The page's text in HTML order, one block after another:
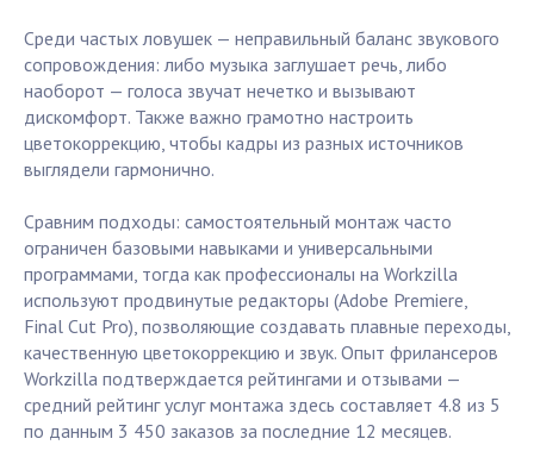
Среди частых ловушек — неправильный баланс звукового
сопровождения: либо музыка заглушает речь, либо
наоборот — голоса звучат нечетко и вызывают
дискомфорт. Также важно грамотно настроить
цветокоррекцию, чтобы кадры из разных источников
выглядели гармонично.
Сравним подходы: самостоятельный монтаж часто
ограничен базовыми навыками и универсальными
программами, тогда как профессионалы на Workzilla
используют продвинутые редакторы (Adobe Premiere,
Final Cut Pro), позволяющие создавать плавные переходы,
качественную цветокоррекцию и звук. Опыт фрилансеров
Workzilla подтверждается рейтингами и отзывами —
средний рейтинг услуг монтажа здесь составляет 4.8 из 5
по данным 3 450 заказов за последние 12 месяцев.